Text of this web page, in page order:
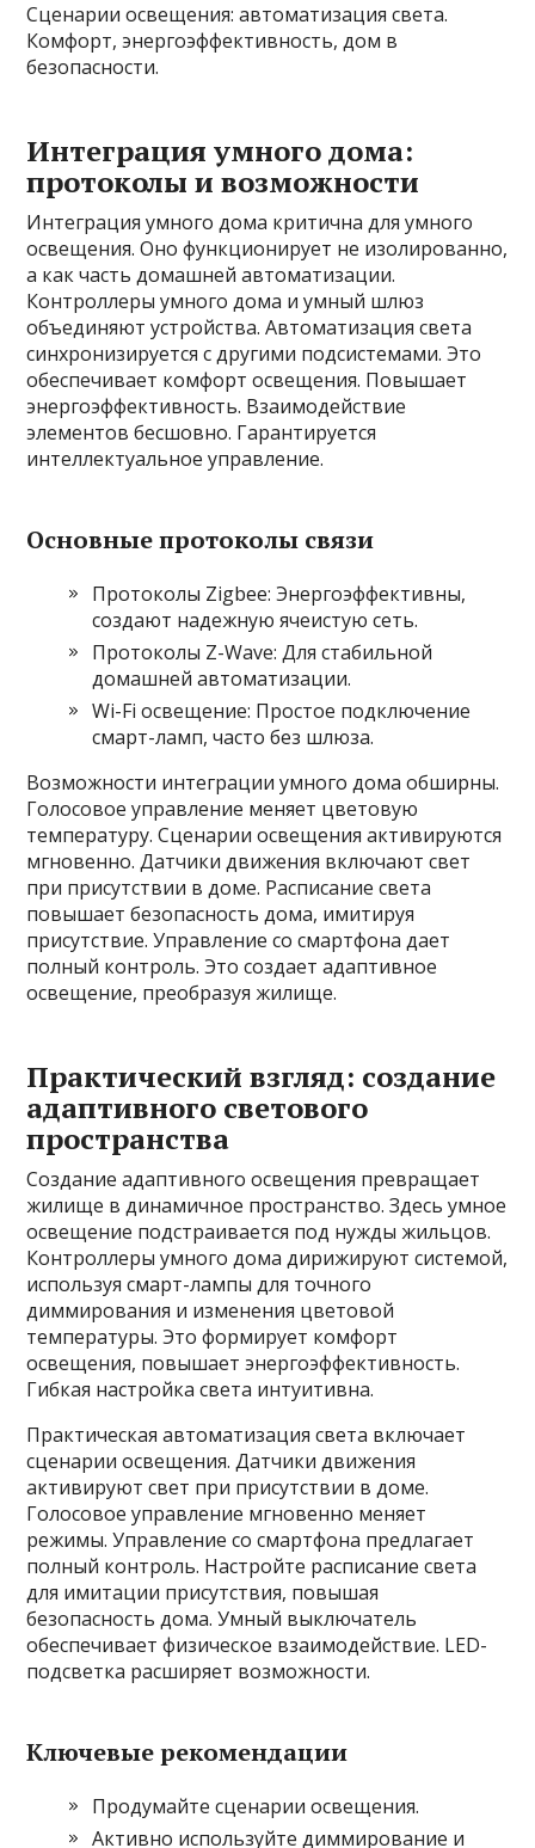
Сценарии освещения: автоматизация света.
Комфорт, энергоэффективность, дом в
безопасности.
Интеграция умного дома:
протоколы и возможности
Интеграция умного дома критична для умного
освещения. Оно функционирует не изолированно,
а как часть домашней автоматизации.
Контроллеры умного дома и умный шлюз
объединяют устройства. Автоматизация света
синхронизируется с другими подсистемами. Это
обеспечивает комфорт освещения. Повышает
энергоэффективность. Взаимодействие
элементов бесшовно. Гарантируется
интеллектуальное управление.
Основные протоколы связи
Протоколы Zigbee: Энергоэффективны,
создают надежную ячеистую сеть.
Протоколы Z-Wave: Для стабильной
домашней автоматизации.
Wi-Fi освещение: Простое подключение
смарт-ламп, часто без шлюза.
Возможности интеграции умного дома обширны.
Голосовое управление меняет цветовую
температуру. Сценарии освещения активируются
мгновенно. Датчики движения включают свет
при присутствии в доме. Расписание света
повышает безопасность дома, имитируя
присутствие. Управление со смартфона дает
полный контроль. Это создает адаптивное
освещение, преобразуя жилище.
Практический взгляд: создание
адаптивного светового
пространства
Создание адаптивного освещения превращает
жилище в динамичное пространство. Здесь умное
освещение подстраивается под нужды жильцов.
Контроллеры умного дома дирижируют системой,
используя смарт-лампы для точного
диммирования и изменения цветовой
температуры. Это формирует комфорт
освещения, повышает энергоэффективность.
Гибкая настройка света интуитивна.
Практическая автоматизация света включает
сценарии освещения. Датчики движения
активируют свет при присутствии в доме.
Голосовое управление мгновенно меняет
режимы. Управление со смартфона предлагает
полный контроль. Настройте расписание света
для имитации присутствия, повышая
безопасность дома. Умный выключатель
обеспечивает физическое взаимодействие. LED-
подсветка расширяет возможности.
Ключевые рекомендации
Продумайте сценарии освещения.
Активно используйте диммирование и